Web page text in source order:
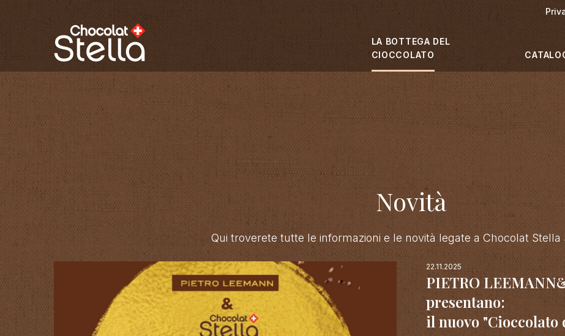
LA BOTTEGA DEL
CIOCCOLATO
Novità
Qui troverete tutte le informazioni e le novità legate a Chocolat Stella
22.11.2025
PIETRO
presentano:
il nuovo "Cioccolato